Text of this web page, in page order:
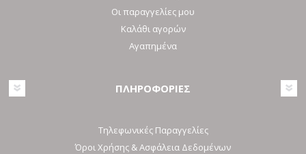
Οι παραγγελίες μου
Καλάθι αγορών
Αγαπημένα
ΠΛΗΡΟΦΟΡΙΕΣ
Τηλεφωνικές Παραγγελίες
Όροι Χρήσης & Ασφάλεια Δεδομένων